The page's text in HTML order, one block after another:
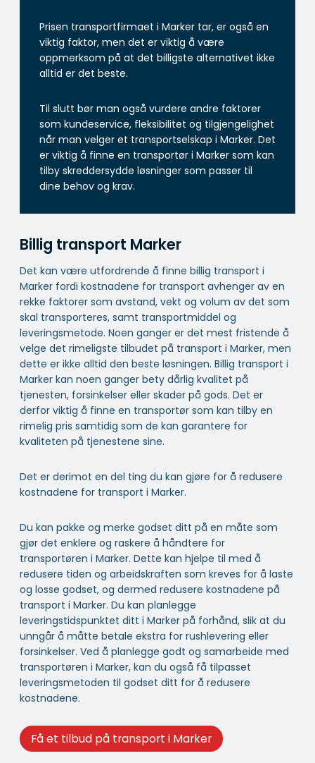
Prisen transportfirmaet i Marker tar, er også en
viktig faktor, men det er viktig å være
oppmerksom på at det billigste alternativet ikke
alltid er det beste.
Til slutt bør man også vurdere andre faktorer
som kundeservice, fleksibilitet og tilgjengelighet
når man velger et transportselskap i Marker. Det
er viktig å finne en transportør i Marker som kan
tilby skreddersydde løsninger som passer til
dine behov og krav.
Billig transport Marker
Det kan være utfordrende å finne billig transport i
Marker fordi kostnadene for transport avhenger av en
rekke faktorer som avstand, vekt og volum av det som
skal transporteres, samt transportmiddel og
leveringsmetode. Noen ganger er det mest fristende å
velge det rimeligste tilbudet på transport i Marker, men
dette er ikke alltid den beste løsningen. Billig transport i
Marker kan noen ganger bety dårlig kvalitet på
tjenesten, forsinkelser eller skader på gods. Det er
derfor viktig å finne en transportør som kan tilby en
rimelig pris samtidig som de kan garantere for
kvaliteten på tjenestene sine.
Det er derimot en del ting du kan gjøre for å redusere
kostnadene for transport i Marker.
Du kan pakke og merke godset ditt på en måte som
gjør det enklere og raskere å håndtere for
transportøren i Marker. Dette kan hjelpe til med å
redusere tiden og arbeidskraften som kreves for å laste
og losse godset, og dermed redusere kostnadene på
transport i Marker. Du kan planlegge
leveringstidspunktet ditt i Marker på forhånd, slik at du
unngår å måtte betale ekstra for rushlevering eller
forsinkelser. Ved å planlegge godt og samarbeide med
transportøren i Marker, kan du også få tilpasset
leveringsmetoden til godset ditt for å redusere
kostnadene.
Få et tilbud på transport i Marker